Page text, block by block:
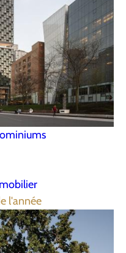
l'année